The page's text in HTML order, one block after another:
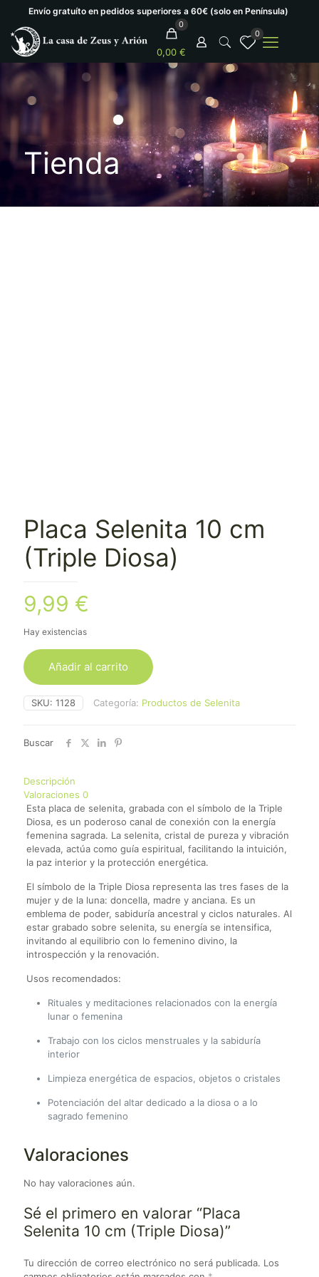
Envío gratuíto en pedidos superiores a 60€ (solo en Península)
0
0,00 €
0
Tienda
Placa Selenita 10 cm
(Triple Diosa)
9,99 €
Hay existencias
Añadir al carrito
SKU: 1128 Categoría: Productos de Selenita
Buscar
Descripción
Valoraciones 0
Esta placa de selenita, grabada con el símbolo de la Triple
Diosa, es un poderoso canal de conexión con la energía
femenina sagrada. La selenita, cristal de pureza y vibración
elevada, actúa como guía espiritual, facilitando la intuición,
la paz interior y la protección energética.
El símbolo de la Triple Diosa representa las tres fases de la
mujer y de la luna: doncella, madre y anciana. Es un
emblema de poder, sabiduría ancestral y ciclos naturales. Al
estar grabado sobre selenita, su energía se intensifica,
invitando al equilibrio con lo femenino divino, la
introspección y la renovación.
Usos recomendados:
Rituales y meditaciones relacionados con la energía
lunar o femenina
Trabajo con los ciclos menstruales y la sabiduría
interior
Limpieza energética de espacios, objetos o cristales
Potenciación del altar dedicado a la diosa o a lo
sagrado femenino
Valoraciones
No hay valoraciones aún.
Sé el primero en valorar “Placa
Selenita 10 cm (Triple Diosa)”
Tu dirección de correo electrónico no será publicada. Los